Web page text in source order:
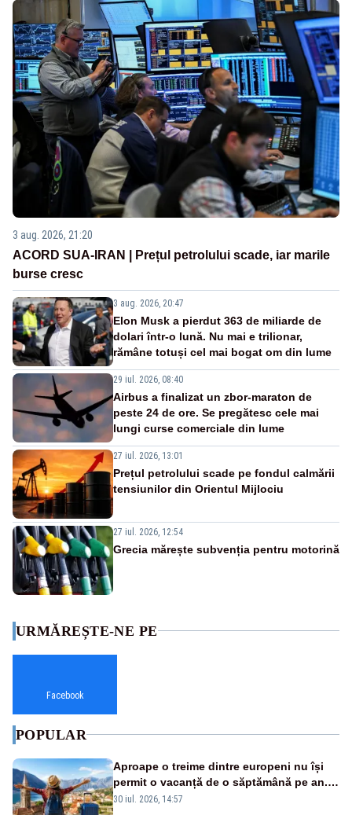
3 aug. 2026, 21:20
ACORD SUA-IRAN | Prețul petrolului scade, iar marile
burse cresc
3 aug. 2026, 20:47
Elon Musk a pierdut 363 de miliarde de
dolari într-o lună. Nu mai e trilionar,
rămâne totuși cel mai bogat om din lume
29 iul. 2026, 08:40
Airbus a finalizat un zbor-maraton de
peste 24 de ore. Se pregătesc cele mai
lungi curse comerciale din lume
27 iul. 2026, 13:01
Prețul petrolului scade pe fondul calmării
tensiunilor din Orientul Mijlociu
27 iul. 2026, 12:54
Grecia mărește subvenția pentru motorină
URMĂREȘTE-NE PE
Facebook
POPULAR
Aproape o treime dintre europeni nu își
permit o vacanță de o săptămână pe an.
România, pe primul loc în UE
30 iul. 2026, 14:57